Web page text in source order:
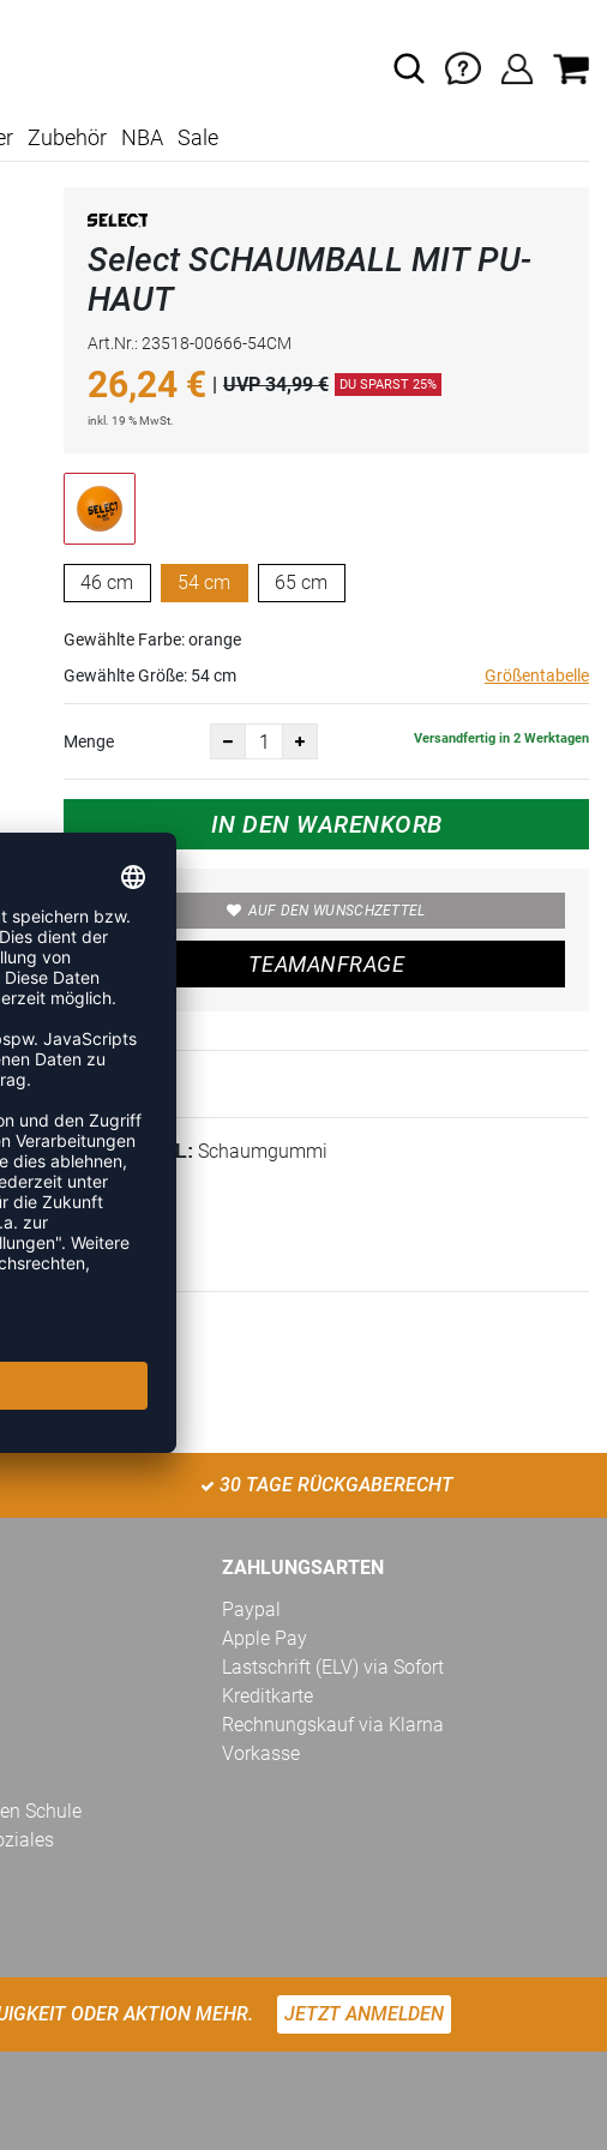
Zubehör NBA Sale
Select SCHAUMBALL MIT PU-
HAUT
Art.Nr.: 23518-00666-54CM
26,24 € | UVP 34,99 € DU SPARST 25%
inkl. 19 % MwSt.
46 cm 54 cm 65 cm
Gewählte Farbe: orange
Gewählte Größe: 54 cm Größentabelle
Menge Versandfertig in 2 Werktagen
IN DEN WARENKORB
AUF DEN WUNSCHZETTEL
TEAMANFRAGE
MATERIAL: Schaumgummi
30 TAGE RÜCKGABERECHT
Schule
ZAHLUNGSARTEN
Paypal
Apple Pay
Lastschrift (ELV) via Sofort
Kreditkarte
Rechnungskauf via Klarna
Vorkasse
ODER AKTION MEHR. JETZT ANMELDEN